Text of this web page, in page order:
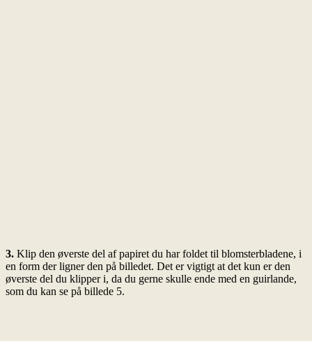
3. Klip den øverste del af papiret du har foldet til blomsterbladene, i
en form der ligner den på billedet. Det er vigtigt at det kun er den
øverste del du klipper i, da du gerne skulle ende med en guirlande,
som du kan se på billede 5.